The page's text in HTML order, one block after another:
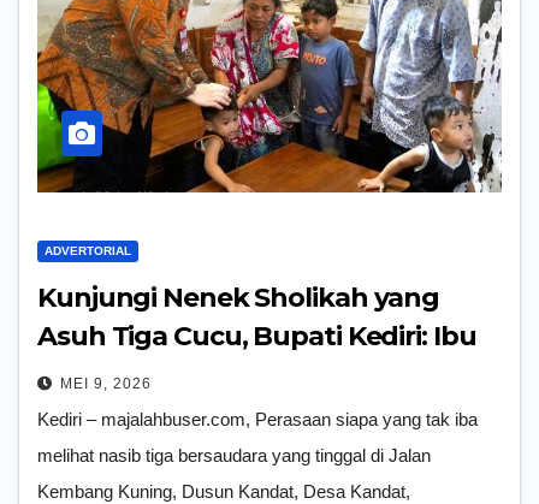
ADVERTORIAL
Kunjungi Nenek Sholikah yang
Asuh Tiga Cucu, Bupati Kediri: Ibu
Harus Kuat
MEI 9, 2026
Kediri – majalahbuser.com, Perasaan siapa yang tak iba
melihat nasib tiga bersaudara yang tinggal di Jalan
Kembang Kuning, Dusun Kandat, Desa Kandat,